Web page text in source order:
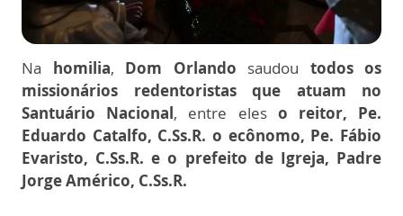
Na homilia, Dom Orlando saudou todos os
missionários redentoristas que atuam no
Santuário Nacional, entre eles o reitor, Pe.
Eduardo Catalfo, C.Ss.R. o ecônomo, Pe. Fábio
Evaristo, C.Ss.R. e o prefeito de Igreja, Padre
Jorge Américo, C.Ss.R.